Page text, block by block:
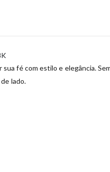
fé com estilo e elegância.
lado.